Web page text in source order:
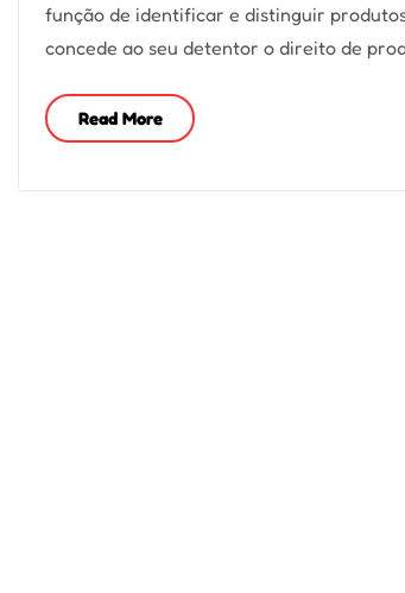
função de identificar e distinguir
concede ao seu detentor o direito de
Read More